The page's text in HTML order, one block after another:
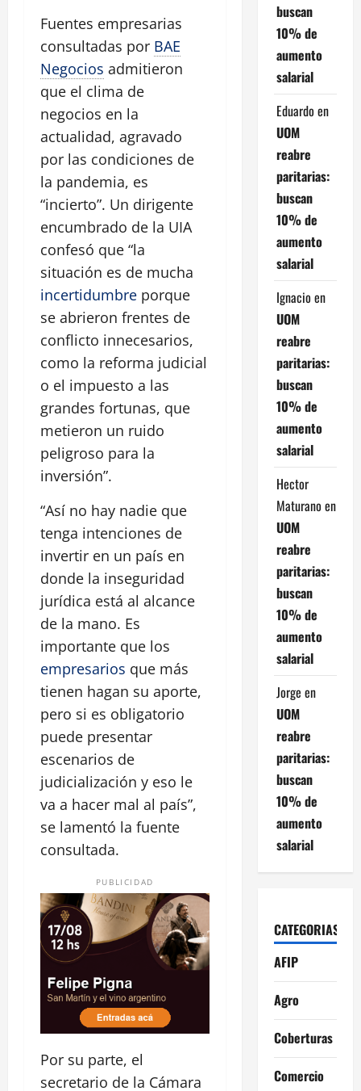
Fuentes empresarias
consultadas por BAE
Negocios admitieron
que el clima de
negocios en la
actualidad, agravado
por las condiciones de
la pandemia, es
“incierto”. Un dirigente
encumbrado de la UIA
confesó que “la
situación es de mucha
incertidumbre porque
se abrieron frentes de
conflicto innecesarios,
como la reforma judicial
o el impuesto a las
grandes fortunas, que
metieron un ruido
peligroso para la
inversión”.
“Así no hay nadie que
tenga intenciones de
invertir en un país en
donde la inseguridad
jurídica está al alcance
de la mano. Es
importante que los
empresarios que más
tienen hagan su aporte,
pero si es obligatorio
puede presentar
escenarios de
judicialización y eso le
va a hacer mal al país”,
se lamentó la fuente
consultada.
PUBLICIDAD
Por su parte, el
secretario de la Cámara
buscan
10% de
aumento
salarial
Eduardo en
UOM
reabre
paritarias:
buscan
10% de
aumento
salarial
Ignacio en
UOM
reabre
paritarias:
buscan
10% de
aumento
salarial
Hector
Maturano en
UOM
reabre
paritarias:
buscan
10% de
aumento
salarial
Jorge en
UOM
reabre
paritarias:
buscan
10% de
aumento
salarial
CATEGORIAS
AFIP
Agro
Coberturas
Comercio